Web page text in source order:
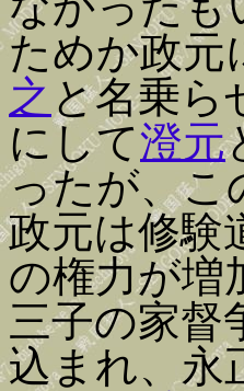
ためか政元
之 と名乗ら
にして澄元
ったが、こ
政元は修験
の権力が増
三子の家督
込まれ、永